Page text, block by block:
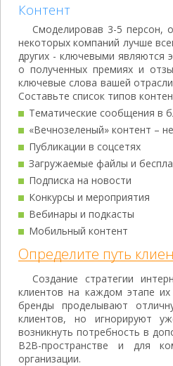
Контент
Смоделировав 3-5 персон,
некоторых компаний лучше
других - ключевыми являются
о полученных премиях и
ключевые слова вашей
Составьте список типов
Тематические сообщения в
«Вечнозеленый» контент –
Публикации в соцсетях
Загружаемые файлы и
Подписка на новости
Конкурсы и мероприятия
Вебинары и подкасты
Мобильный контент
Определите путь
Создание стратегии
клиентов на каждом этапе
бренды проделывают
клиентов, но игнорируют
возникнуть потребность в
B2B-пространстве и для
организации.